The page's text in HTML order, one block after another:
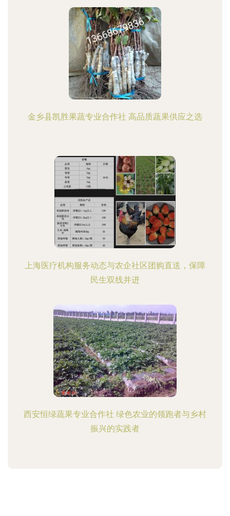
金乡县凯胜果蔬专业合作社 高品质蔬果供应之选
上海医疗机构服务动态与农企社区团购直送，保障
民生双线并进
西安恒绿蔬果专业合作社 绿色农业的领跑者与乡村
振兴的实践者